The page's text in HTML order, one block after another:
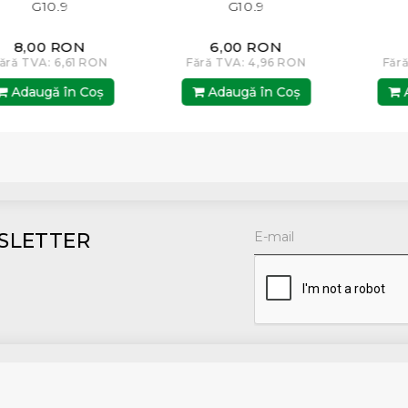
G10.9
8,00 RON
TVA: 6,61 RON
Adaugă în Coş
G10.9
6,00 RON
Fără TVA: 4,96 RON
Adaugă în Coş